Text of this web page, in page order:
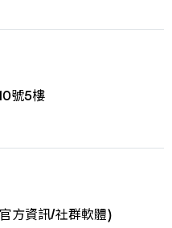
號5樓
方資訊/社群軟體)